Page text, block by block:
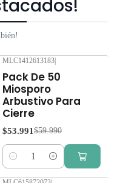
MLC1412613183|
Pack De 50
Miosporo
Arbustivo Para
Cierre
$53.991 $59.990
Cantidad